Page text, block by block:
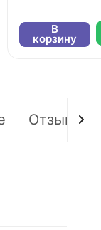
В
корзину
Отзывы